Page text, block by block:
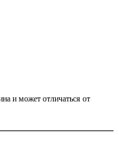
и может отличаться от